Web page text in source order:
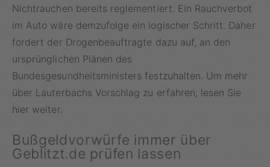
Nichtrauchen bereits reglementiert. Ein Rauchverbot
im Auto wäre demzufolge ein logischer Schritt. Daher
fordert der Drogenbeauftragte dazu auf, an den
ursprünglichen Plänen des
Bundesgesundheitsministers festzuhalten. Um mehr
über Lauterbachs Vorschlag zu erfahren, lesen Sie
hier weiter.
Bußgeldvorwürfe immer über
Geblitzt.de prüfen lassen